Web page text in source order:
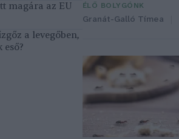
magára az EU
a levegőben,
eső?
ÉLŐ BOLYGÓNK
Granát-Galló Tímea